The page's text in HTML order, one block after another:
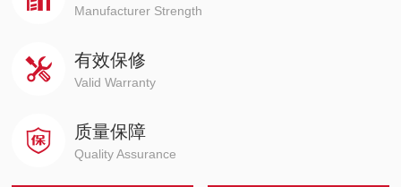
Manufacturer Strength
有效保修
Valid Warranty
质量保障
Quality Assurance